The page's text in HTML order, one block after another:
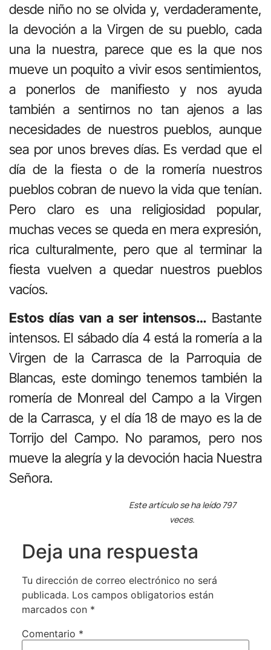
desde niño no se olvida y, verdaderamente,
la devoción a la Virgen de su pueblo, cada
una la nuestra, parece que es la que nos
mueve un poquito a vivir esos sentimientos,
a ponerlos de manifiesto y nos ayuda
también a sentirnos no tan ajenos a las
necesidades de nuestros pueblos, aunque
sea por unos breves días. Es verdad que el
día de la fiesta o de la romería nuestros
pueblos cobran de nuevo la vida que tenían.
Pero claro es una religiosidad popular,
muchas veces se queda en mera expresión,
rica culturalmente, pero que al terminar la
fiesta vuelven a quedar nuestros pueblos
vacíos.
Estos días van a ser intensos… Bastante
intensos. El sábado día 4 está la romería a la
Virgen de la Carrasca de la Parroquia de
Blancas, este domingo tenemos también la
romería de Monreal del Campo a la Virgen
de la Carrasca, y el día 18 de mayo es la de
Torrijo del Campo. No paramos, pero nos
mueve la alegría y la devoción hacia Nuestra
Señora.
Este artículo se ha leído 797
veces.
Deja una respuesta
Tu dirección de correo electrónico no será
publicada. Los campos obligatorios están
marcados con *
Comentario *